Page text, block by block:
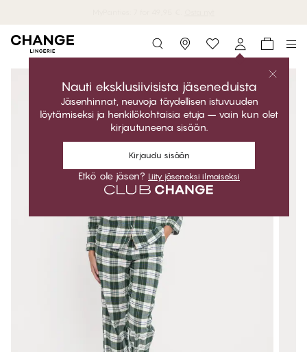
Storefinder
Nauti eksklusiivisista jäseneduista
Jäsenhinnat, neuvoja täydellisen istuvuuden
löytämiseksi ja henkilökohtaisia etuja – vain kun olet
kirjautuneena sisään.
Kirjaudu sisään
Etkö ole jäsen? Liity jäseneksi ilmaiseksi